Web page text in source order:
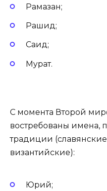
Рамазан;
Рашид;
Саид;
Мурат.
С момента Второй
востребованы имена,
традиции
византийские):
Юрий;